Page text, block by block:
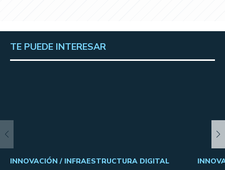
TE PUEDE INTERESAR
INNOVACIÓN / INFRAESTRUCTURA DIGITAL